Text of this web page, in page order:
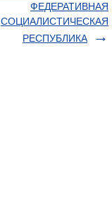
ФЕДЕРАТИВНАЯ
СОЦИАЛИСТИЧЕСКАЯ
РЕСПУБЛИКА